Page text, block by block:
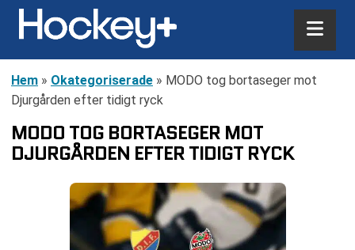
Hem » Okategoriserade » MODO tog bortaseger mot
Djurgården efter tidigt ryck
MODO TOG BORTASEGER MOT
DJURGÅRDEN EFTER TIDIGT RYCK